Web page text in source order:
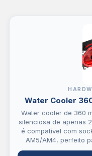
Water Cooler
Water cooler de 360
silenciosa de apenas
é compatível com
AM5/AM4, perfeito